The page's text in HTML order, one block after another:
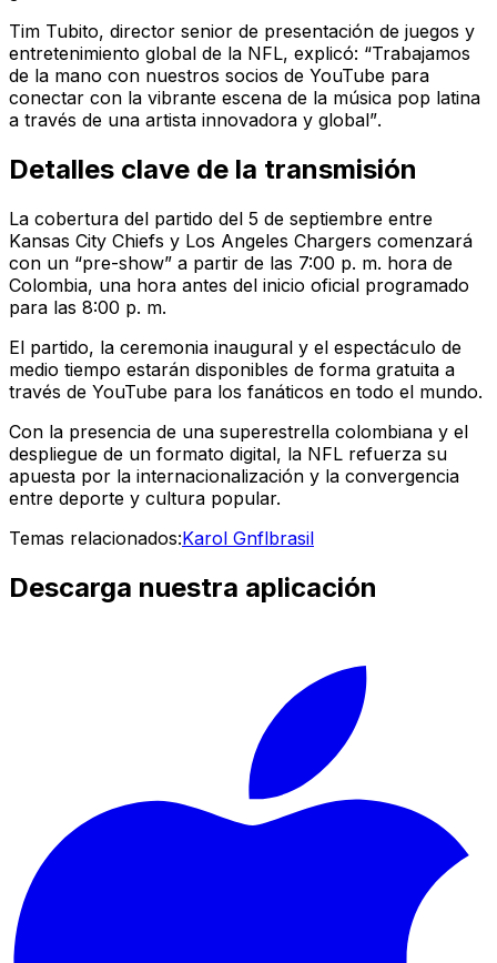
Tim Tubito, director senior de presentación de juegos y
entretenimiento global de la NFL, explicó: “Trabajamos
de la mano con nuestros socios de YouTube para
conectar con la vibrante escena de la música pop latina
a través de una artista innovadora y global”.
Detalles clave de la transmisión
La cobertura del partido del 5 de septiembre entre
Kansas City Chiefs y Los Angeles Chargers comenzará
con un “pre-show” a partir de las 7:00 p. m. hora de
Colombia, una hora antes del inicio oficial programado
para las 8:00 p. m.
El partido, la ceremonia inaugural y el espectáculo de
medio tiempo estarán disponibles de forma gratuita a
través de YouTube para los fanáticos en todo el mundo.
Con la presencia de una superestrella colombiana y el
despliegue de un formato digital, la NFL refuerza su
apuesta por la internacionalización y la convergencia
entre deporte y cultura popular.
Temas relacionados:Karol Gnflbrasil
Descarga nuestra aplicación